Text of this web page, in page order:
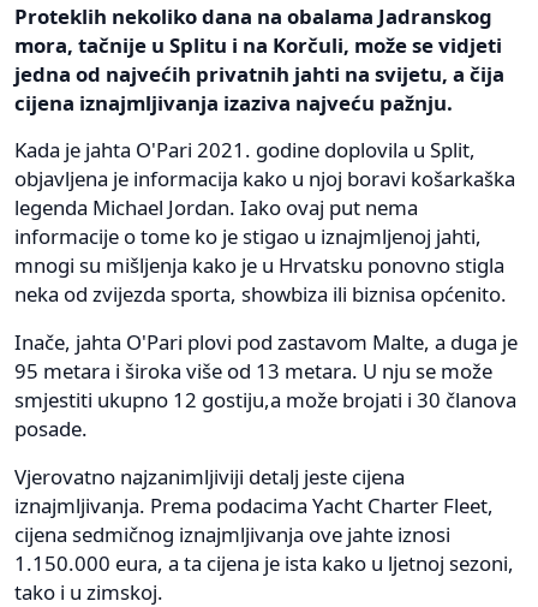
Proteklih nekoliko dana na obalama Jadranskog
mora, tačnije u Splitu i na Korčuli, može se vidjeti
jedna od najvećih privatnih jahti na svijetu, a čija
cijena iznajmljivanja izaziva najveću pažnju.
Kada je jahta O'Pari 2021. godine doplovila u Split,
objavljena je informacija kako u njoj boravi košarkaška
legenda Michael Jordan. Iako ovaj put nema
informacije o tome ko je stigao u iznajmljenoj jahti,
mnogi su mišljenja kako je u Hrvatsku ponovno stigla
neka od zvijezda sporta, showbiza ili biznisa općenito.
Inače, jahta O'Pari plovi pod zastavom Malte, a duga je
95 metara i široka više od 13 metara. U nju se može
smjestiti ukupno 12 gostiju,a može brojati i 30 članova
posade.
Vjerovatno najzanimljiviji detalj jeste cijena
iznajmljivanja. Prema podacima Yacht Charter Fleet,
cijena sedmičnog iznajmljivanja ove jahte iznosi
1.150.000 eura, a ta cijena je ista kako u ljetnoj sezoni,
tako i u zimskoj.